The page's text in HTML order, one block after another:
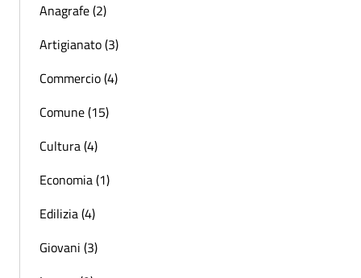
Anagrafe (2)
Artigianato (3)
Commercio (4)
Comune (15)
Cultura (4)
Economia (1)
Edilizia (4)
Giovani (3)